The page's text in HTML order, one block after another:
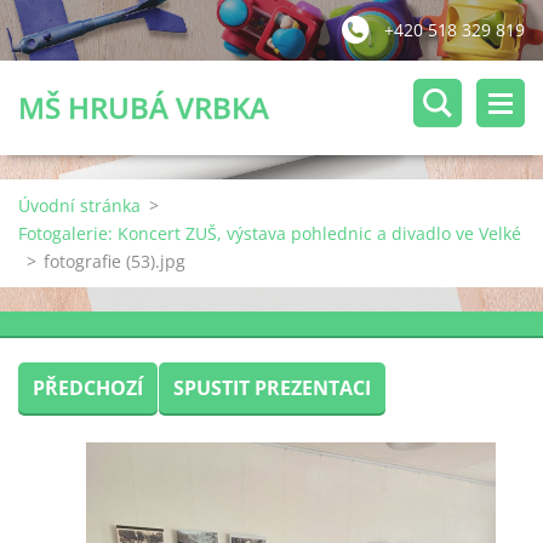
+420 518 329 819
MŠ HRUBÁ VRBKA
Úvodní stránka >
Fotogalerie: Koncert ZUŠ, výstava pohlednic a divadlo ve Velké
> fotografie (53).jpg
PŘEDCHOZÍ SPUSTIT PREZENTACI